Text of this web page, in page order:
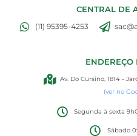
CENTRAL DE
(11) 95395-4253
ENDEREÇO
Av. Do Cursino, 1814 -
(ver no
Segunda à sexta
Sábado